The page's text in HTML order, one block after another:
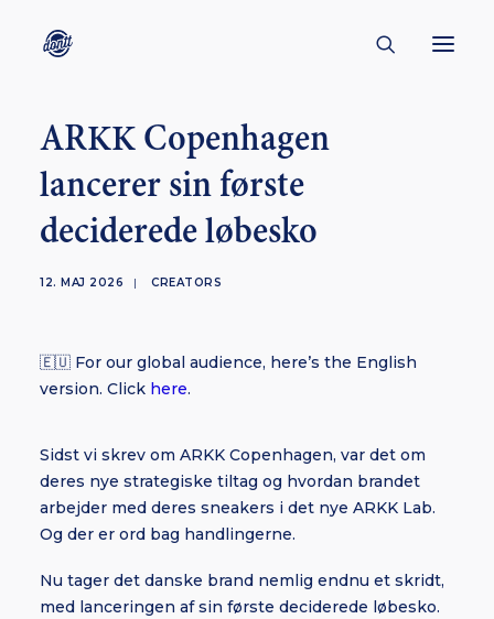
CONTACT
ABOUT
ENGLISH
BORNHOLM
SUBSCRIBE
ARKK Copenhagen
lancerer sin første
deciderede løbesko
12. MAJ 2026 | CREATORS
🇪🇺 For our global audience, here’s the English
version. Click here.
Sidst vi skrev om ARKK Copenhagen, var det om
deres nye strategiske tiltag og hvordan brandet
arbejder med deres sneakers i det nye ARKK Lab.
Og der er ord bag handlingerne.
Nu tager det danske brand nemlig endnu et skridt,
med lanceringen af sin første deciderede løbesko.